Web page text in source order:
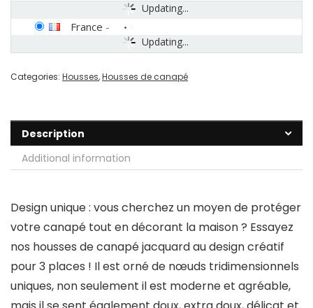
Updating...
Updating...
France -
Categories: Housses,Housses de canapé
Description
Additional information
Design unique : vous cherchez un moyen de protéger
votre canapé tout en décorant la maison ? Essayez
nos housses de canapé jacquard au design créatif
pour 3 places ! Il est orné de nœuds tridimensionnels
uniques, non seulement il est moderne et agréable,